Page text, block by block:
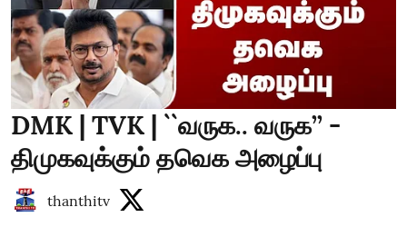
DMK | TVK | ``வருக.. வருக’’ -
திமுகவுக்கும் தவெக அழைப்பு
thanthitv